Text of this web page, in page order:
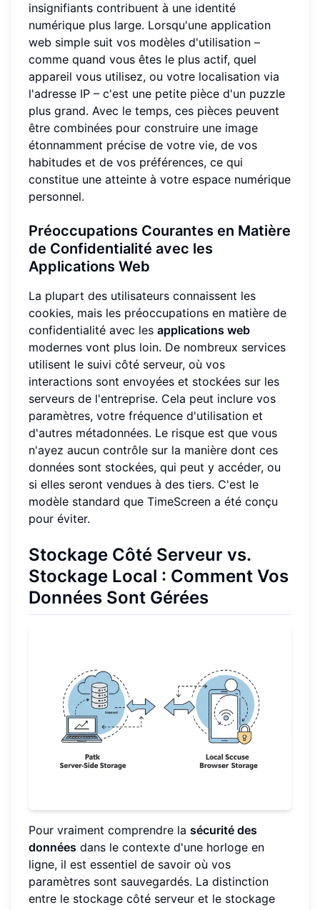
insignifiants contribuent à une identité
numérique plus large. Lorsqu'une application
web simple suit vos modèles d'utilisation –
comme quand vous êtes le plus actif, quel
appareil vous utilisez, ou votre localisation via
l'adresse IP – c'est une petite pièce d'un puzzle
plus grand. Avec le temps, ces pièces peuvent
être combinées pour construire une image
étonnamment précise de votre vie, de vos
habitudes et de vos préférences, ce qui
constitue une atteinte à votre espace numérique
personnel.
Préoccupations Courantes en Matière
de Confidentialité avec les
Applications Web
La plupart des utilisateurs connaissent les
cookies, mais les préoccupations en matière de
confidentialité avec les applications web
modernes vont plus loin. De nombreux services
utilisent le suivi côté serveur, où vos
interactions sont envoyées et stockées sur les
serveurs de l'entreprise. Cela peut inclure vos
paramètres, votre fréquence d'utilisation et
d'autres métadonnées. Le risque est que vous
n'ayez aucun contrôle sur la manière dont ces
données sont stockées, qui peut y accéder, ou
si elles seront vendues à des tiers. C'est le
modèle standard que TimeScreen a été conçu
pour éviter.
Stockage Côté Serveur vs.
Stockage Local : Comment Vos
Données Sont Gérées
Pour vraiment comprendre la sécurité des
données dans le contexte d'une horloge en
ligne, il est essentiel de savoir où vos
paramètres sont sauvegardés. La distinction
entre le stockage côté serveur et le stockage